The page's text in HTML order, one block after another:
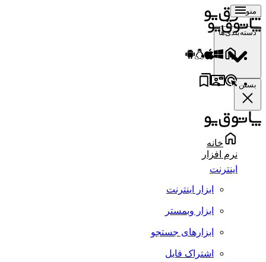
منو
دسته‌بندی‌ها
بستن
خانه
نرم افزار
اینترنت
ابزار اینترنت
ابزار وبمستر
ابزارهای جستجو
اشتراک فایل